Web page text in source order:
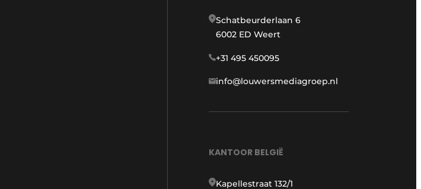
Schatbeurderlaan 6
6002 ED Weert
+31 495 450095
info@louwersmediagroep.nl
KANTOOR BELGIË
Kapellestraat 132/1